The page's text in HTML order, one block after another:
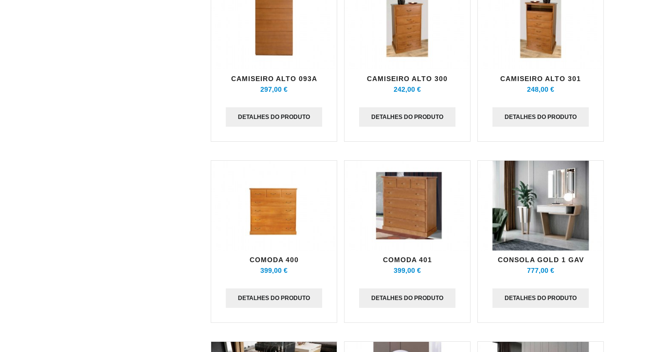
CAMISEIRO ALTO 093A
297,00 €
DETALHES DO PRODUTO
CAMISEIRO ALTO 300
242,00 €
DETALHES DO PRODUTO
CAMISEIRO ALTO 301
248,00 €
DETALHES DO PRODUTO
COMODA 400
399,00 €
DETALHES DO PRODUTO
COMODA 401
399,00 €
DETALHES DO PRODUTO
CONSOLA GOLD 1 GAV
777,00 €
DETALHES DO PRODUTO